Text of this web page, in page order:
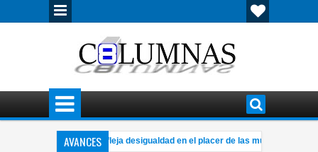
AVANCES
brecha del orgasmo refleja desigualdad en el placer de las mujeres